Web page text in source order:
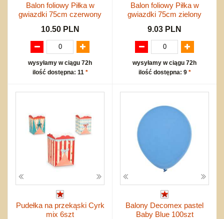
Balon foliowy Piłka w
gwiazdki 75cm czerwony
10.50 PLN
wysyłamy w ciągu 72h
ilość dostępna: 11 *
Balon foliowy Piłka w
gwiazdki 75cm zielony
9.03 PLN
wysyłamy w ciągu 72h
ilość dostępna: 9 *
Pudełka na przekąski Cyrk
mix 6szt
Balony Decomex pastel
Baby Blue 100szt